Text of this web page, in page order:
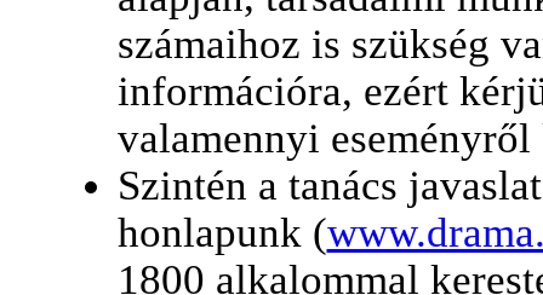
számaihoz is szükség
információra, ezért
valamennyi
Szintén a tanács
honlapunk (
1800 alkalommal